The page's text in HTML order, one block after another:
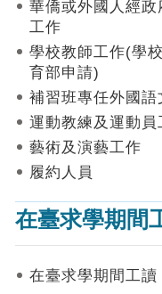
機
申
請
表
上
申
請
華僑或外國人經
工作
學校教師工作(學
育部申請)
補習班專任外國語
運動教練及運動員
藝術及演藝工作
履約人員
在臺求學期間
在臺求學期間工讀